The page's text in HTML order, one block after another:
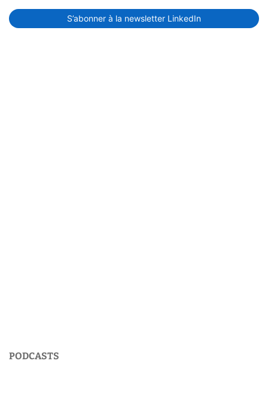
S’abonner à la newsletter LinkedIn
PODCASTS